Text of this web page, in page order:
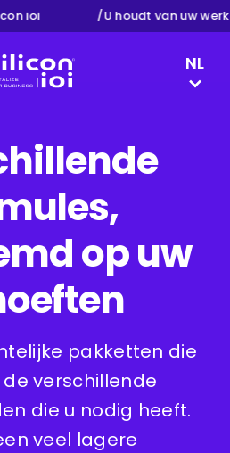
ioi /U houdt van uw
NL
op uw
pakketten die
verschillende
die u nodig heeft.
veel lagere